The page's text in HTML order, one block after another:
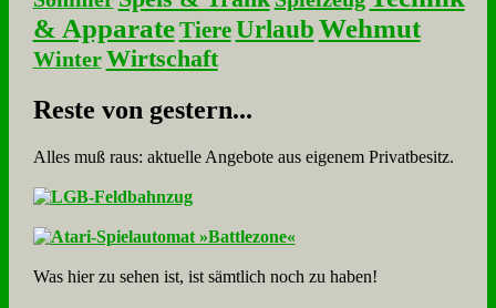
& Apparate Tiere UrlaubWehmut
Winter Wirtschaft
Re­ste von ge­stern...
Alles muß raus: aktuelle An­ge­bo­te aus eigenem Privatbesitz.
Was hier zu sehen ist, ist sämt­lich noch zu haben!